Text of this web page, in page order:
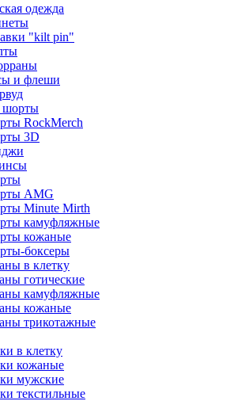
одежда
"kilt pin"
и флеши
RockMerch
3D
AMG
Minute Mirth
камуфляжные
кожаные
боксеры
в клетку
готические
камуфляжные
кожаные
трикотажные
в клетку
кожаные
мужские
текстильные